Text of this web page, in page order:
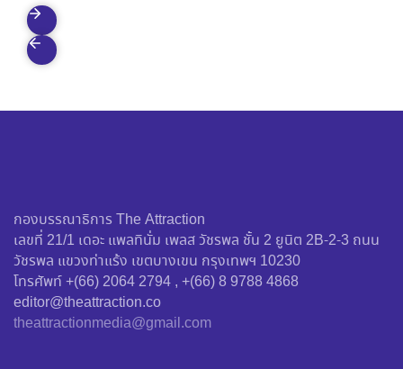
กองบรรณาธิการ The Attraction
เลขที่ 21/1 เดอะ แพลทินั่ม เพลส วัชรพล ชั้น 2 ยูนิต 2B-2-3 ถนน
วัชรพล แขวงท่าแร้ง เขตบางเขน กรุงเทพฯ 10230
โทรศัพท์ +(66) 2064 2794 , +(66) 8 9788 4868
editor@theattraction.co
theattractionmedia@gmail.com